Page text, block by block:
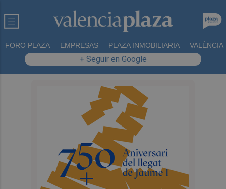
FORO PLAZA EMPRESAS PLAZA INMOBILIARIA VALÈNCIA
+ Seguir en Google